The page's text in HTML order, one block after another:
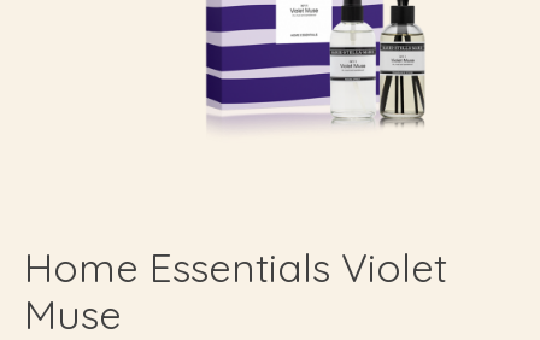
Home Essentials Violet
Muse